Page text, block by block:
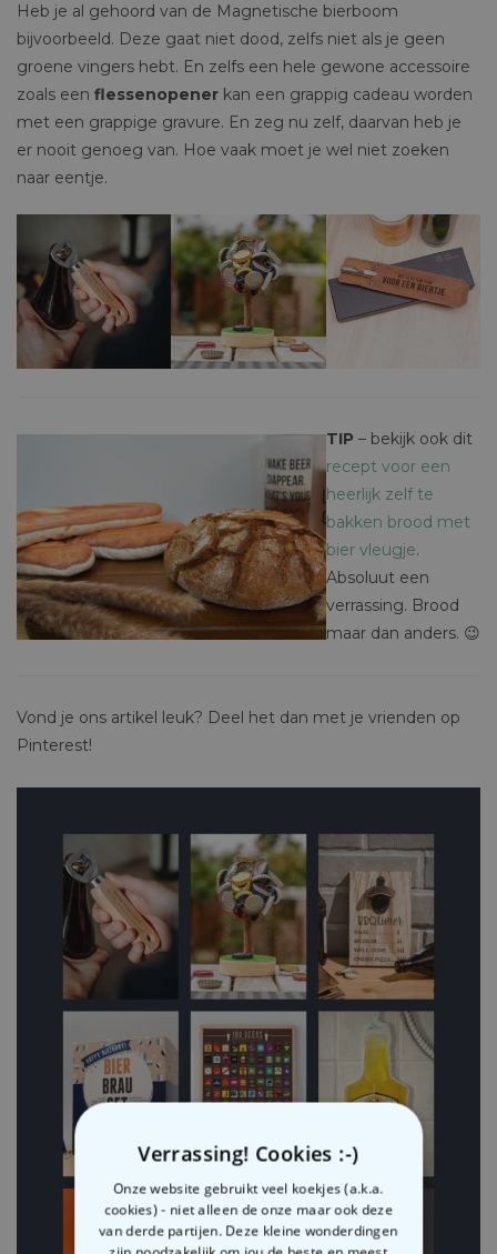
Heb je al gehoord van de Magnetische bierboom
bijvoorbeeld. Deze gaat niet dood, zelfs niet als je geen
groene vingers hebt. En zelfs een hele gewone accessoire
zoals een flessenopener kan een grappig cadeau worden
met een grappige gravure. En zeg nu zelf, daarvan heb je
er nooit genoeg van. Hoe vaak moet je wel niet zoeken
naar eentje.
TIP – bekijk ook dit
recept voor een
heerlijk zelf te
bakken brood met
bier vleugje.
Absoluut een
verrassing. Brood
maar dan anders. 😉
Vond je ons artikel leuk? Deel het dan met je vrienden op
Pinterest!
Verrassing! Cookies :-)
Onze website gebruikt veel koekjes (a.k.a.
cookies) - niet alleen de onze maar ook deze
van derde partijen. Deze kleine wonderdingen